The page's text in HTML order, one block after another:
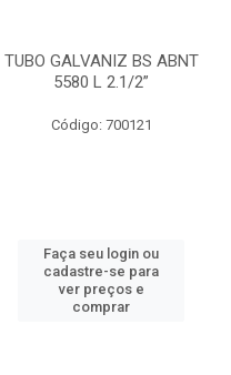
TUBO GALVANIZ BS ABNT
5580 L 2.1/2”
Código: 700121
Faça seu login ou
cadastre-se para
ver preços e
comprar